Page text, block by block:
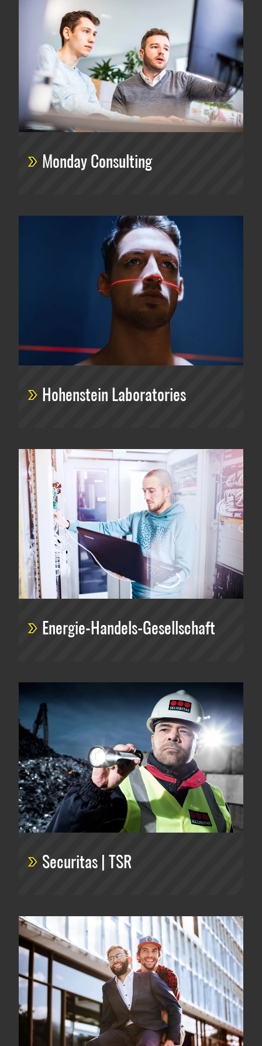
Monday Consulting
Hohenstein Laboratories
Energie-Handels-Gesellschaft
Securitas | TSR